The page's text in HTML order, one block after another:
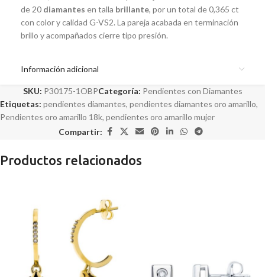
de 20 diamantes en talla brillante, por un total de 0,365 ct
con color y calidad G-VS2. La pareja acabada en terminación
brillo y acompañados cierre tipo presión.
Información adicional
SKU: P30175-1OBPCategoría: Pendientes con Diamantes
Etiquetas: pendientes diamantes, pendientes diamantes oro amarillo,
Pendientes oro amarillo 18k, pendientes oro amarillo mujer
Compartir:
Productos relacionados